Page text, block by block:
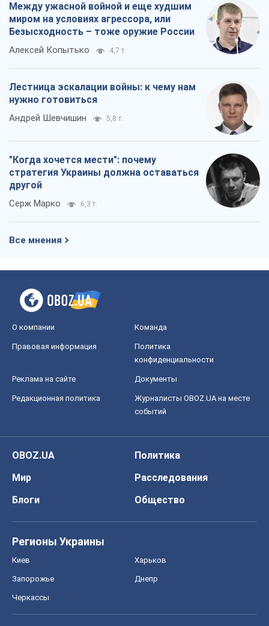
Между ужасной войной и еще худшим
миром на условиях агрессора, или
Безысходность – тоже оружие России
Алексей Копытько 4,7 т.
Лестница эскалации войны: к чему нам
нужно готовиться
Андрей Шевчишин 5,8 т.
"Когда хочется мести": почему
стратегия Украины должна оставаться
другой
Серж Марко 6,3 т.
Все мнения
О компании Команда
Правовая информация
Политика
конфиденциальности
Реклама на сайте Документы
Редакционная политика
Журналисты OBOZ.UA на месте
событий
OBOZ.UA
Политика
Мир
Расследования
Блоги
Общество
Регионы Украины
Киев Харьков
Запорожье Днепр
Черкассы